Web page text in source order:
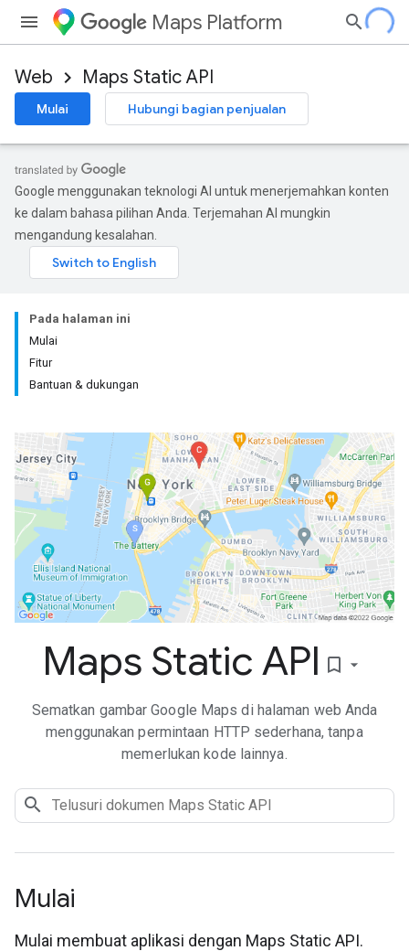
Maps Platform
Web Maps Static API
Mulai Hubungi bagian penjualan
Google menggunakan teknologi AI untuk menerjemahkan konten
ke dalam bahasa pilihan Anda. Terjemahan AI mungkin
mengandung kesalahan.
Pada halaman ini
Mulai
Fitur
Bantuan & dukungan
Maps Static API bookmark_border
Sematkan gambar Google Maps di halaman web Anda
menggunakan permintaan HTTP sederhana, tanpa
memerlukan kode lainnya.
Mulai
Mulai membuat aplikasi dengan Maps Static API.